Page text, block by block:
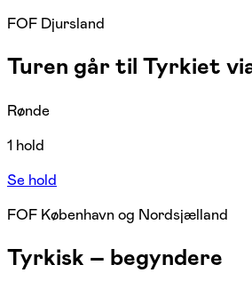
FOF Djursland
Turen går til Tyrkiet
Rønde
1 hold
Se hold
FOF København og Nordsjælland
Tyrkisk – begyndere